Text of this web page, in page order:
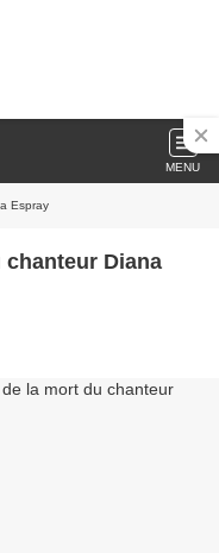
MENU
Espray
Diana